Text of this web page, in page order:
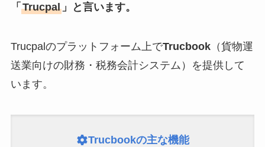
「 Trucpal」と言います。
Trucpalのプラットフォーム上でTrucbook（貨物運
送業向けの財務・税務会計システム）を提供して
います。
Trucbookの主な機能